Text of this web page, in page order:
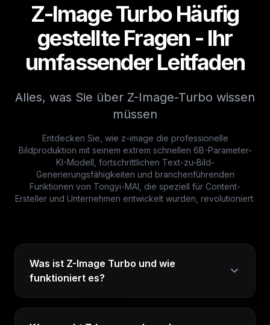
Z-Image Turbo Häufig
gestellte Fragen - Ihr
umfassender Leitfaden
Alles, was Sie über Z-Image-Turbo wissen
müssen
Entdecken Sie, wie z-image die professionelle
Bildproduktion mit seinem extrem schnellen 6B-Parameter-
KI-Modell, fortschrittlichen Text-zu-Bild-
Generierungsfähigkeiten und branchenführenden
Funktionen von Tongyi-MAI, die speziell für Content-
Ersteller und Unternehmen entwickelt wurden, revolutioniert.
Was ist Z-Image Turbo und wie
funktioniert es?